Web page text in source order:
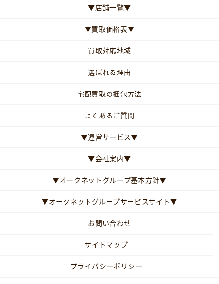
▼店舗一覧▼
▼買取価格表▼
買取対応地域
選ばれる理由
宅配買取の梱包方法
よくあるご質問
▼運営サービス▼
▼会社案内▼
▼オークネットグループ基本方針▼
▼オークネットグループサービスサイト▼
お問い合わせ
サイトマップ
プライバシーポリシー